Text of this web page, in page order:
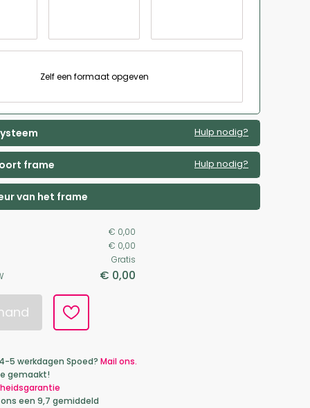
Zelf een formaat opgeven
Hulp nodig?
frame Hulp nodig?
van het frame
€ 0,00
€ 0,00
Gratis
€ 0,00
5 werkdagen Spoed? Mail ons.
gemaakt!
een 9,7 gemiddeld